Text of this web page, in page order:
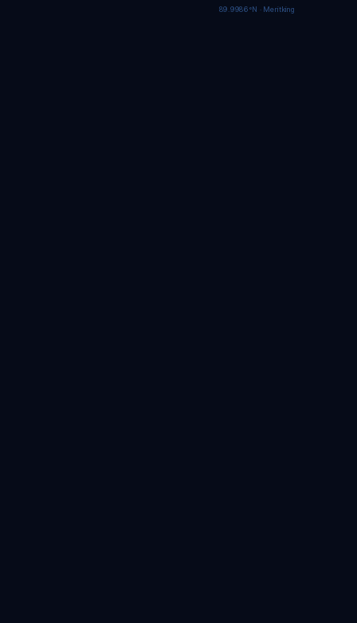
89.9984°N · Meritking